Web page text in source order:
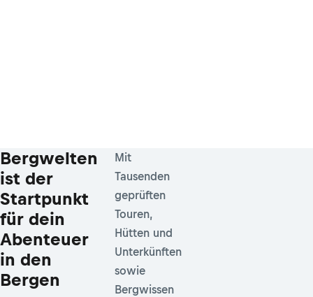
Bergwelten
ist der
Startpunkt
für dein
Abenteuer
in den
Bergen
Mit
Tausenden
geprüften
Touren,
Hütten und
Unterkünften
sowie
Bergwissen